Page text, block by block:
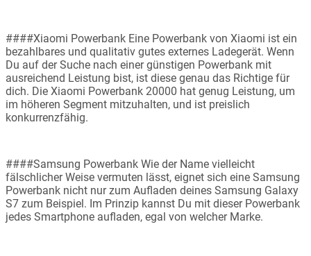
####Xiaomi Powerbank Eine Powerbank von Xiaomi ist ein
bezahlbares und qualitativ gutes externes Ladegerät. Wenn
Du auf der Suche nach einer günstigen Powerbank mit
ausreichend Leistung bist, ist diese genau das Richtige für
dich. Die Xiaomi Powerbank 20000 hat genug Leistung, um
im höheren Segment mitzuhalten, und ist preislich
konkurrenzfähig.
####Samsung Powerbank Wie der Name vielleicht
fälschlicher Weise vermuten lässt, eignet sich eine Samsung
Powerbank nicht nur zum Aufladen deines Samsung Galaxy
S7 zum Beispiel. Im Prinzip kannst Du mit dieser Powerbank
jedes Smartphone aufladen, egal von welcher Marke.